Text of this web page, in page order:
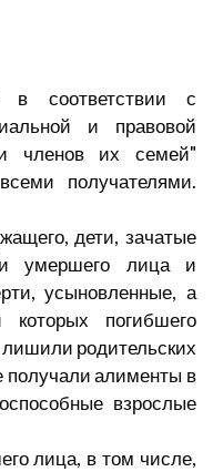
в соответствии с
и правовой
членов их семей"
получателями.
дети, зачатые
умершего лица и
усыновленные, а
погибшего
родительских
получали алименты в
взрослые
лица, в том числе,